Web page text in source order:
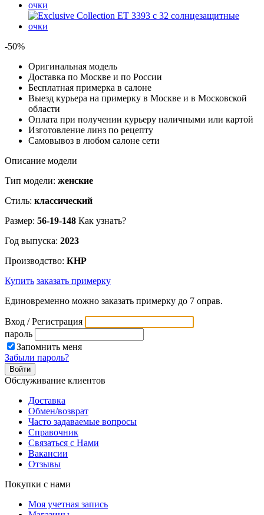
-50%
Оригинальная модель
Доставка по Москве и по России
Бесплатная примерка в салоне
Выезд курьера на примерку в Москве и в Московской
области
Оплата при получении курьеру наличными или картой
Изготовление линз по рецепту
Самовывоз в любом салоне сети
Описание модели
Тип модели: женские
Стиль: классический
Размер: 56-19-148 Как узнать?
Год выпуска: 2023
Производство: КНР
Купить заказать примерку
Единовременно можно заказать примерку до 7 оправ.
Вход / Регистрация
пароль
Запомнить меня
Забыли пароль?
Обслуживание клиентов
Доставка
Обмен/возврат
Часто задаваемые вопросы
Справочник
Связаться с Нами
Вакансии
Отзывы
Покупки с нами
Моя учетная запись